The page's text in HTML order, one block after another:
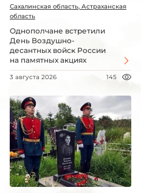
Сахалинская область, Астраханская
область
Однополчане встретили
День Воздушно-
десантных войск России
на памятных акциях
3 августа 2026 145